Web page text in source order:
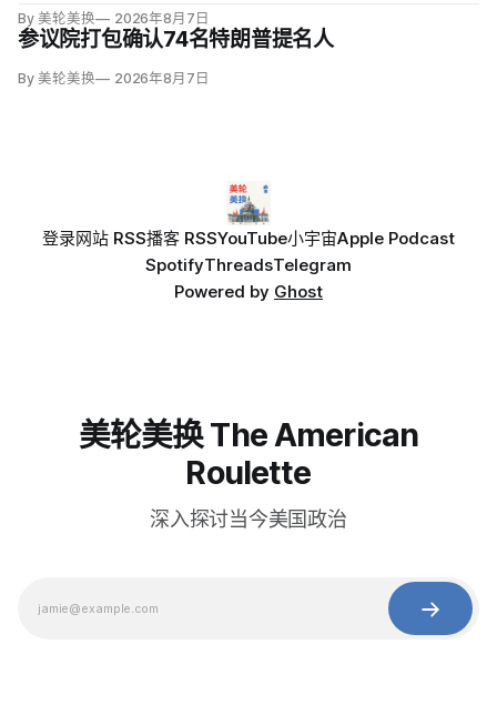
开采钪的日出能源金属公司（Sunrise Energy Metals）提供4亿
美元贷款，美…
By 美轮美换 2026年8月7日
参议院打包确认74名特朗普提名人
By 美轮美换 2026年8月7日
登录网站 RSS播客 RSSYouTube小宇宙Apple Podcast
SpotifyThreadsTelegram
Powered by Ghost
美轮美换 The American
Roulette
深入探讨当今美国政治